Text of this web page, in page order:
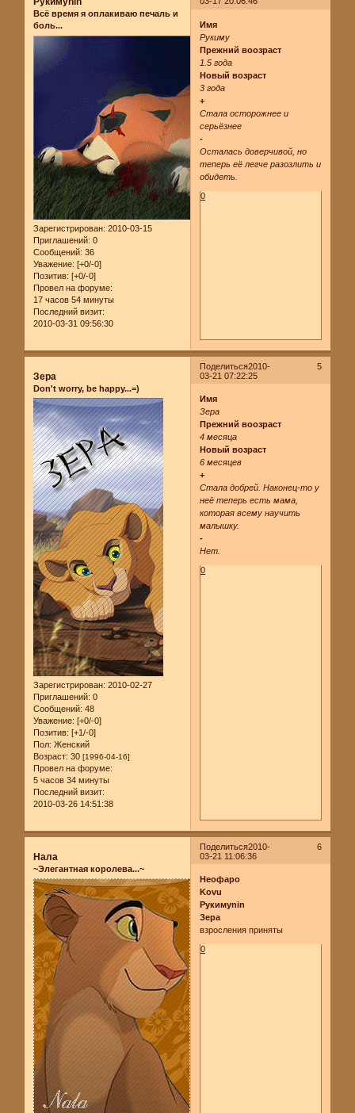
Всё время я оплакиваю печаль и
боль...
Зарегистрирован: 2010-03-15
Приглашений: 0
Сообщений: 36
Уважение: [+0/-0]
Позитив: [+0/-0]
Провел на форуме:
17 часов 54 минуты
Последний визит:
2010-03-31 09:56:30
Имя
Рукиму
Прежний воозраст
1.5 года
Новый возраст
3 года
+
Стала осторожнее и
серьёзнее
-
Осталась доверчивой, но
теперь её легче разозлить и
обидеть.
0
Поделиться 5
2010-
03-21 07:22:25
Зера
Don't worry, be happy...=)
Зарегистрирован: 2010-02-27
Приглашений: 0
Сообщений: 48
Уважение: [+0/-0]
Позитив: [+1/-0]
Пол: Женский
Возраст: 30 [1996-04-16]
Провел на форуме:
5 часов 34 минуты
Последний визит:
2010-03-26 14:51:38
Имя
Зера
Прежний воозраст
4 месяца
Новый возраст
6 месяцев
+
Стала добрей. Наконец-то у
неё теперь есть мама,
которая всему научить
малышку.
-
Нет.
0
Поделиться 6
2010-
03-21 11:06:36
Нала
~Элегантная королева...~
Неофаро
Kovu
Рукимуnin
Зера
взросления приняты
0